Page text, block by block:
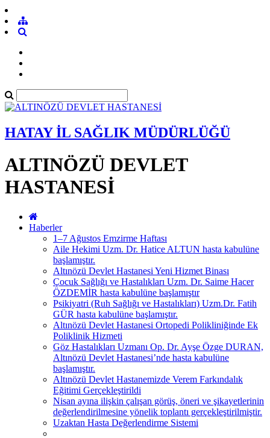
HATAY İL SAĞLIK MÜDÜRLÜĞÜ
ALTINÖZÜ DEVLET
HASTANESİ
Haberler
1–7 Ağustos Emzirme Haftası
Aile Hekimi Uzm. Dr. Hatice ALTUN hasta kabulüne
başlamıştır.
Altınözü Devlet Hastanesi Yeni Hizmet Binası
Çocuk Sağlığı ve Hastalıkları Uzm. Dr. Saime Hacer
ÖZDEMİR hasta kabulüne başlamıştır
Psikiyatri (Ruh Sağlığı ve Hastalıkları) Uzm.Dr. Fatih
GÜR hasta kabulüne başlamıştır.
Altınözü Devlet Hastanesi Ortopedi Polikliniğinde Ek
Poliklinik Hizmeti
Göz Hastalıkları Uzmanı Op. Dr. Ayşe Özge DURAN,
Altınözü Devlet Hastanesi’nde hasta kabulüne
başlamıştır.
Altınözü Devlet Hastanemizde Verem Farkındalık
Eğitimi Gerçekleştirildi
Nisan ayına ilişkin çalışan görüş, öneri ve şikayetlerinin
değerlendirilmesine yönelik toplantı gerçekleştirilmiştir.
Uzaktan Hasta Değerlendirme Sistemi